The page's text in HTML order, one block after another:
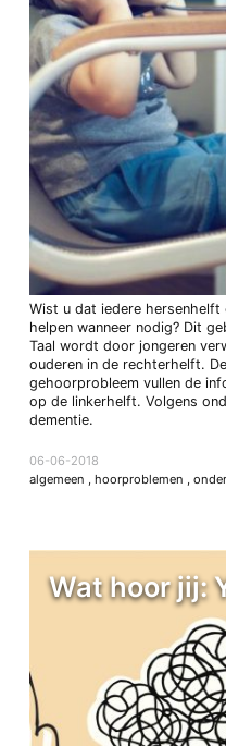
Wist u dat iedere hersenhelft
helpen wanneer nodig? Dit
Taal wordt door jongeren
ouderen in de rechterhelft.
gehoorprobleem vullen de
op de linkerhelft. Volgens
dementie.
06-06-2018
algemeen , hoorproblemen ,
Wat hoor jij: